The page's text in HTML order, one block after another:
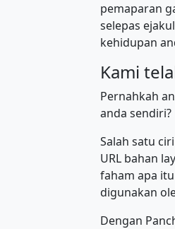
pemaparan
selepas
kehidupan
Kami
Pernahkah
anda
Salah satu
URL bahan
faham apa
digunakan
Dengan